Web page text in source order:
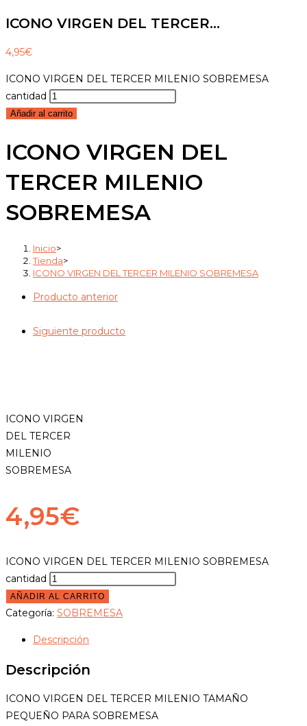
ICONO VIRGEN DEL TERCER…
4,95€
ICONO VIRGEN DEL TERCER MILENIO SOBREMESA
cantidad
Añadir al carrito
ICONO VIRGEN DEL
TERCER MILENIO
SOBREMESA
Inicio>
Tienda>
ICONO VIRGEN DEL TERCER MILENIO SOBREMESA
Producto anterior
Siguiente producto
ICONO VIRGEN
DEL TERCER
MILENIO
SOBREMESA
4,95€
ICONO VIRGEN DEL TERCER MILENIO SOBREMESA
cantidad
AÑADIR AL CARRITO
Categoría: SOBREMESA
Descripción
Descripción
ICONO VIRGEN DEL TERCER MILENIO TAMAÑO
PEQUEÑO PARA SOBREMESA